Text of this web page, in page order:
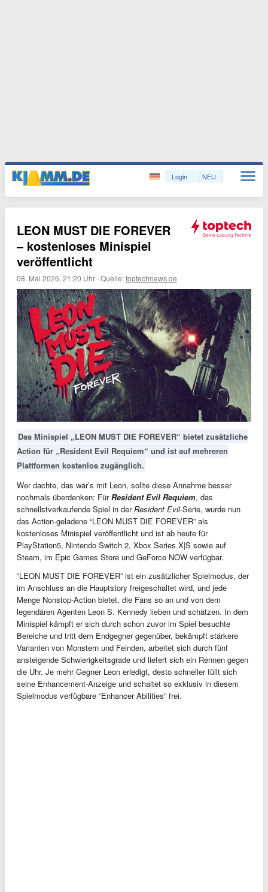
Login NEU
LEON MUST DIE FOREVER
– kostenloses Minispiel
veröffentlicht
08. Mai 2026, 21:20 Uhr ·Quelle:toptechnews.de
Das Minispiel „LEON MUST DIE FOREVER“ bietet zusätzliche
Action für „Resident Evil Requiem“ und ist auf mehreren
Plattformen kostenlos zugänglich.
Wer dachte, das wär’s mit Leon, sollte diese Annahme besser
nochmals überdenken: FürResident Evil Requiem, das
schnellstverkaufende Spiel in derResident Evil-Serie, wurde nun
das Action-geladene “LEON MUST DIE FOREVER” als
kostenloses Minispiel veröffentlicht und ist ab heute für
PlayStation5, Nintendo Switch 2, Xbox Series X|S sowie auf
Steam, im Epic Games Store und GeForce NOW verfügbar.
“LEON MUST DIE FOREVER” ist ein zusätzlicher Spielmodus, der
im Anschluss an die Hauptstory freigeschaltet wird, und jede
Menge Nonstop-Action bietet, die Fans so an und von dem
legendären Agenten Leon S. Kennedy lieben und schätzen. In dem
Minispiel kämpft er sich durch schon zuvor im Spiel besuchte
Bereiche und tritt dem Endgegner gegenüber, bekämpft stärkere
Varianten von Monstern und Feinden, arbeitet sich durch fünf
ansteigende Schwierigkeitsgrade und liefert sich ein Rennen gegen
die Uhr. Je mehr Gegner Leon erledigt, desto schneller füllt sich
seine Enhancement-Anzeige und schaltet so exklusiv in diesem
Spielmodus verfügbare “Enhancer Abilities” frei.